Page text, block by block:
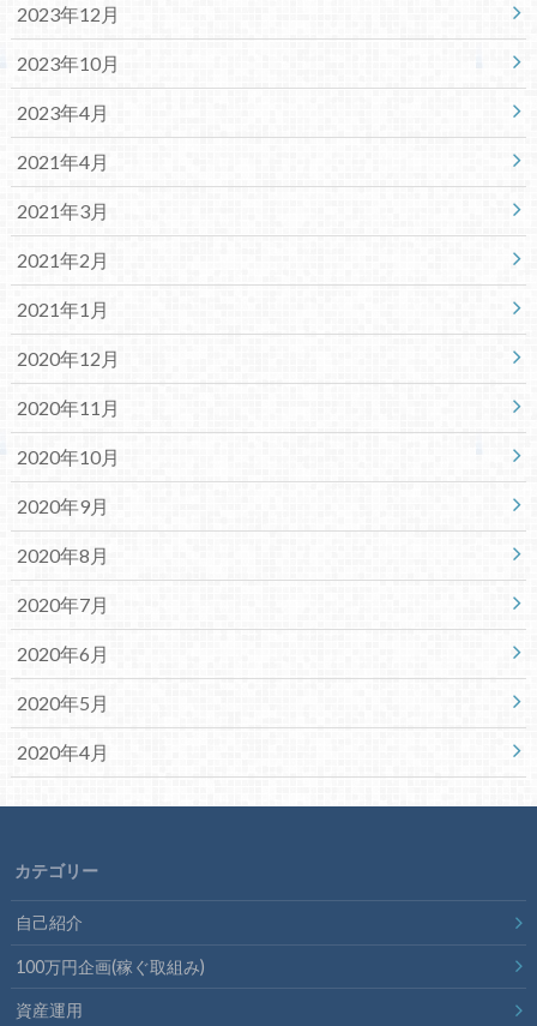
2023年12月
2023年10月
2023年4月
2021年4月
2021年3月
2021年2月
2021年1月
2020年12月
2020年11月
2020年10月
2020年9月
2020年8月
2020年7月
2020年6月
2020年5月
2020年4月
カテゴリー
自己紹介
100万円企画(稼ぐ取組み)
資産運用